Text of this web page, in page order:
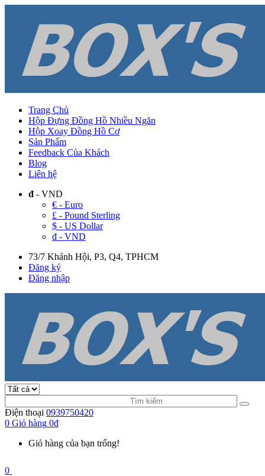
Trang Chủ
Hộp Đựng Đồng Hồ Nhiều Ngăn
Hộp Xoay Đồng Hồ Cơ
Sản Phẩm
Feedback Của Khách
Blog
Liên hệ
đ - VND
€ - Euro
£ - Pound Sterling
$ - US Dollar
đ - VND
73/7 Khánh Hội, P3, Q4, TPHCM
Đăng ký
Đăng nhập
Điện thoại 0939750420
0 Giỏ hàng 0đ
Giỏ hàng của bạn trống!
0